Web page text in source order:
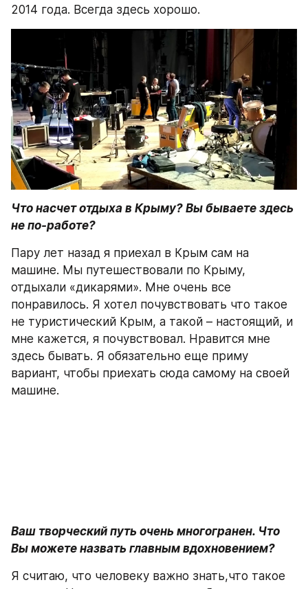
2014 года. Всегда здесь хорошо.
Что насчет отдыха в Крыму? Вы бываете здесь
не по-работе?
Пару лет назад я приехал в Крым сам на
машине. Мы путешествовали по Крыму,
отдыхали «дикарями». Мне очень все
понравилось. Я хотел почувствовать что такое
не туристический Крым, а такой – настоящий, и
мне кажется, я почувствовал. Нравится мне
здесь бывать. Я обязательно еще приму
вариант, чтобы приехать сюда самому на своей
машине.
Ваш творческий путь очень многогранен. Что
Вы можете назвать главным вдохновением?
Я считаю, что человеку важно знать,что такое